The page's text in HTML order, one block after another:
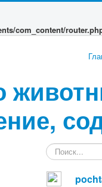
com_content/
Искать...